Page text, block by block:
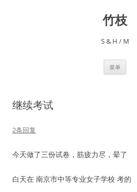
竹枝
S & H / M
菜单
继续考试
2条回复
今天做了三份试卷，筋疲力尽，晕了
白天在 南京市中等专业女子学校 考的